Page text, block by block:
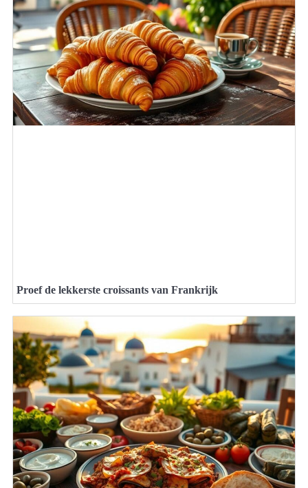
Proef de lekkerste croissants van Frankrijk